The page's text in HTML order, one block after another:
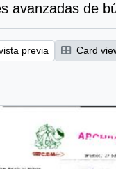
avanzadas de
previa Card